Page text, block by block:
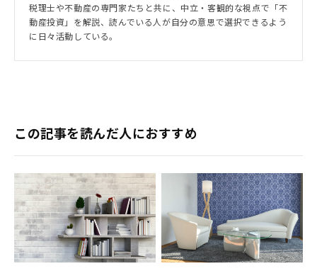
税理士や不動産の専門家たちと共に、中立・客観的な視点で「不
動産投資」を解説、読んでいる人が自分の意思で選択できるよう
に日々活動している。
この記事を読んだ人におすすめ